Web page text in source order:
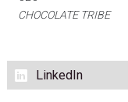
CHOCOLATE TRIBE
LinkedIn